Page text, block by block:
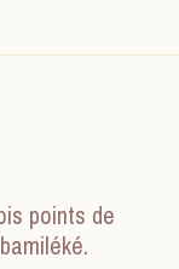
points de